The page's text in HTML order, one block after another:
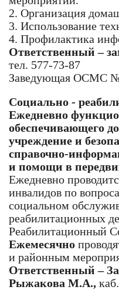
2. Организация
3. Использование
4. Профилактика
Ответственный –
тел. 577-73-87
Заведующая ОСМС
Социально -
Ежедневно
обеспечивающего
учреждение и
справочно-
и помощи в
Ежедневно
инвалидов по
социальном
реабилитационных
Реабилитационный
Ежемесячно
и районным
Ответственный –
Рыжакова М.А.,